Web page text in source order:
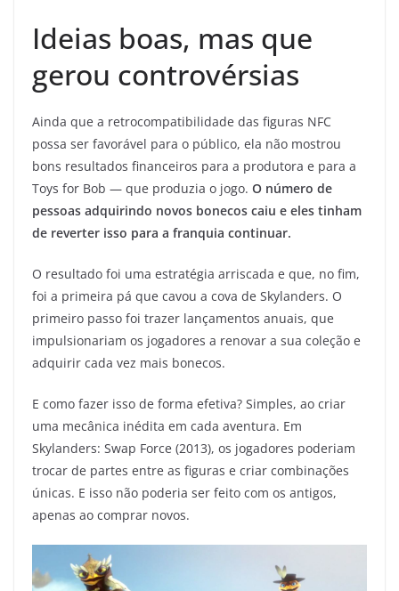
Ideias boas, mas que
gerou controvérsias
Ainda que a retrocompatibilidade das figuras NFC
possa ser favorável para o público, ela não mostrou
bons resultados financeiros para a produtora e para a
Toys for Bob — que produzia o jogo. O número de
pessoas adquirindo novos bonecos caiu e eles tinham
de reverter isso para a franquia continuar.
O resultado foi uma estratégia arriscada e que, no fim,
foi a primeira pá que cavou a cova de Skylanders. O
primeiro passo foi trazer lançamentos anuais, que
impulsionariam os jogadores a renovar a sua coleção e
adquirir cada vez mais bonecos.
E como fazer isso de forma efetiva? Simples, ao criar
uma mecânica inédita em cada aventura. Em
Skylanders: Swap Force (2013), os jogadores poderiam
trocar de partes entre as figuras e criar combinações
únicas. E isso não poderia ser feito com os antigos,
apenas ao comprar novos.